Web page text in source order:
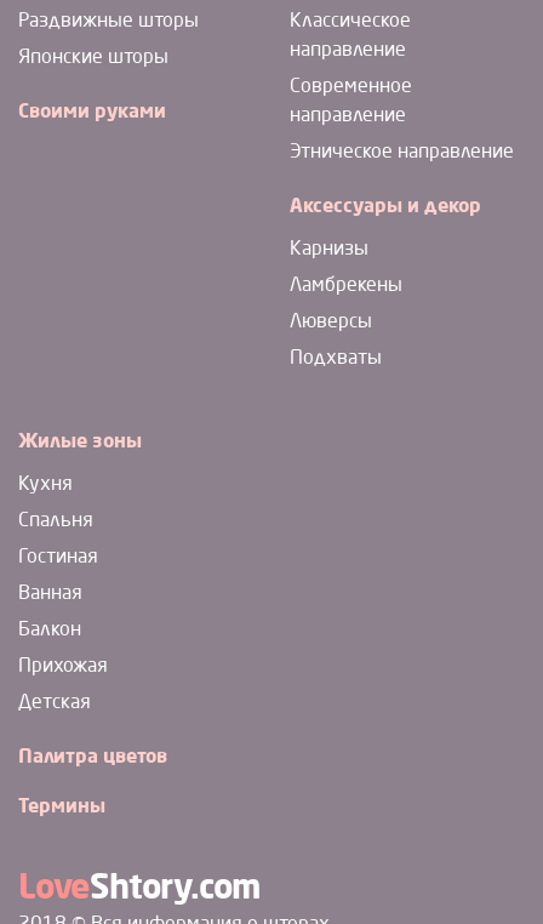
Раздвижные шторы
Японские шторы
Своими руками
Классическое
направление
Современное
направление
Этническое направление
Аксессуары и декор
Карнизы
Ламбрекены
Люверсы
Подхваты
Жилые зоны
Кухня
Спальня
Гостиная
Ванная
Балкон
Прихожая
Детская
Палитра цветов
Термины
LoveShtory.com